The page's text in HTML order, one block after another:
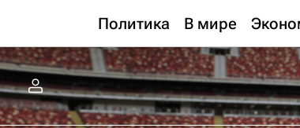
Политика В мире